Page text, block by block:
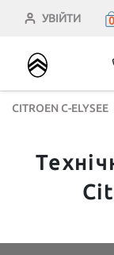
УВІЙТИ 0
CITROEN C-ELYSEE